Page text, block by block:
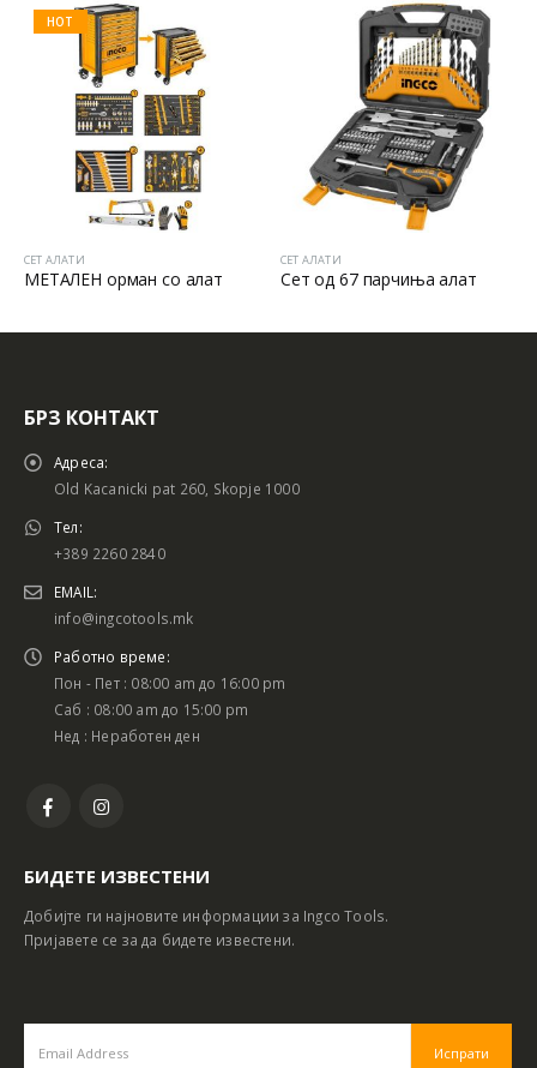
HOT
СЕТ АЛАТИ
МЕТАЛЕН орман со алат
СЕТ АЛАТИ
Сет од 67 парчиња алат
БРЗ КОНТАКТ
Адреса:
Old Kacanicki pat 260, Skopje 1000
Тел:
+389 2260 2840
EMAIL:
info@ingcotools.mk
Работно време:
Пон - Пет : 08:00 am до 16:00 pm
Саб : 08:00 am до 15:00 pm
Нед : Неработен ден
БИДЕТЕ ИЗВЕСТЕНИ
Добијте ги најновите информации за Ingco Tools.
Пријавете се за да бидете известени.